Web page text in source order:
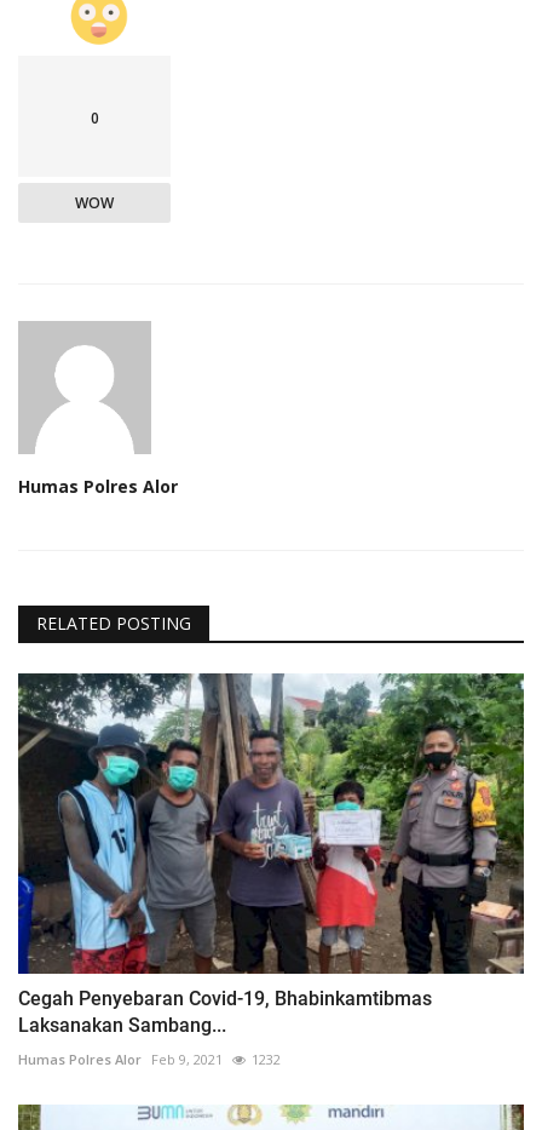
0
WOW
Humas Polres Alor
RELATED POSTING
Cegah Penyebaran Covid-19, Bhabinkamtibmas
Laksanakan Sambang...
Humas Polres Alor Feb 9, 2021 1232